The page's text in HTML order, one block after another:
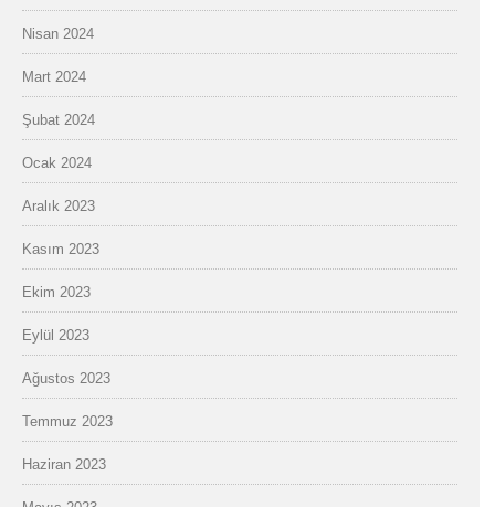
Nisan 2024
Mart 2024
Şubat 2024
Ocak 2024
Aralık 2023
Kasım 2023
Ekim 2023
Eylül 2023
Ağustos 2023
Temmuz 2023
Haziran 2023